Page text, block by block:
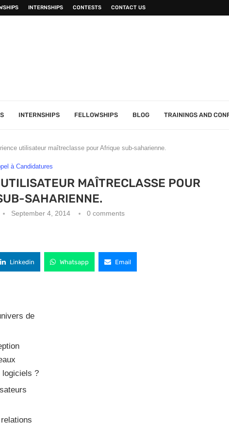
INTERNSHIPS CONTESTS CONTACT US
INTERNSHIPS FELLOWSHIPS BLOG TRAININGS AND
utilisateur maîtreclasse pour Afrique sub-saharienne.
à Candidatures
MAÎTRECLASSE POUR
SAHARIENNE.
September 4, 2014 0 comments
Linkedin Whatsapp Email
de
logiciels ?